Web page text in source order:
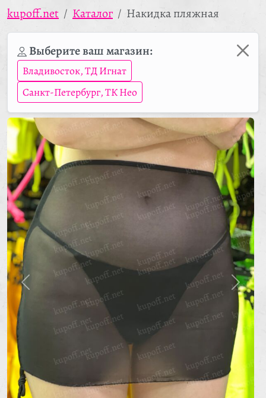
kupoff.net Каталог Накидка пляжная
Выберите ваш магазин:
Владивосток, ТД Игнат
Санкт-Петербург, ТК Нео